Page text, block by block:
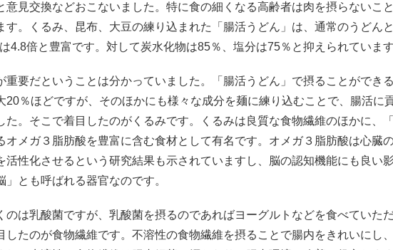
意見交換などおこないました。特に食の細くなる高齢者は肉を摂らないこ
す。くるみ、昆布、大豆の練り込まれた「腸活うどん」は、通常のうどん
4.8倍と豊富です。対して炭水化物は85％、塩分は75％と抑えられています
重要だということは分かっていました。「腸活うどん」で摂ることができ
20％ほどですが、そのほかにも様々な成分を麺に練り込むことで、腸活に
た。そこで着目したのがくるみです。くるみは良質な食物繊維のほかに、
オメガ３脂肪酸を豊富に含む食材として有名です。オメガ３脂肪酸は心臓
活性化させるという研究結果も示されていますし、脳の認知機能にも良い
とも呼ばれる器官なのです。
のは乳酸菌ですが、乳酸菌を摂るのであればヨーグルトなどを食べていた
したのが食物繊維です。不溶性の食物繊維を摂ることで腸内をきれいにし